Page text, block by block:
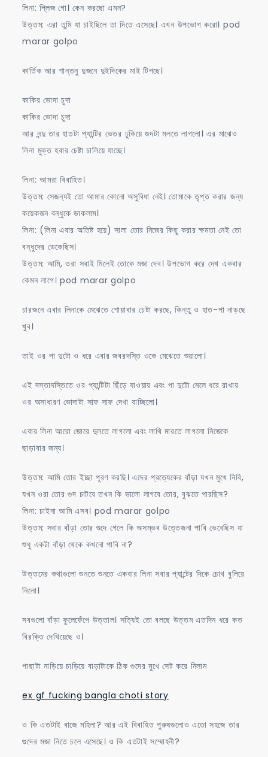
লিনা: প্লিজ গো। কেন করছো এমন?
উত্তম: এরা তুমি যা চাইছিলে তা দিতে এসেছে। এখন উপভোগ করো। pod
marar golpo
কার্তিক আর শান্তনু দুজনে দুইদিকের মাই টিপছে।
কাকির ভোদা চুদা
কাকির ভোদা চুদা
আর নন্দু তার হাতটা প্যান্টির ভেতর ঢুকিয়ে গুদটা মলতে লাগলো। এর মাঝেও
লিনা মুক্ত হবার চেষ্টা চালিয়ে যাচ্ছে।
লিনা: আমরা বিবাহিত।
উত্তম: সেজন্যই তো আমার কোনো অসুবিধা নেই। তোমাকে তৃপ্ত করার জন্য
কয়েকজন বন্ধুকে ডাকলাম।
লিনা: (লিনা এবার অতিষ্ট হয়ে) সালা তোর নিজের কিছু করার ক্ষমতা নেই তো
বন্ধুদের ডেকেছিস।
উত্তম: আমি, ওরা সবাই মিলেই তোকে মজা দেব। উপভোগ করে দেখ একবার
কেমন লাগে। pod marar golpo
চারজনে এবার লিনাকে মেঝেতে শোয়াবার চেষ্টা করছে, কিন্তু ও হাত-পা নাড়ছে
খুব।
তাই ওর পা দুটো ও ধরে এবার জবরদস্তি ওকে মেঝেতে শুয়ালো।
এই দস্তাদস্তিতে ওর প্যান্টিটা ছিঁড়ে যাওয়ায় এবং পা দুটো মেলে ধরে রাখায়
ওর অসাধারণ ভোদাটা সাফ সাফ দেখা যাচ্ছিলো।
এবার লিনা আরো জোরে দুলতে লাগলো এবং লাথি মারতে লাগলো নিজেকে
ছাড়াবার জন্য।
উত্তম: আমি তোর ইচ্ছা পূরণ করছি। এদের প্রত্যেকের বাঁড়া যখন মুখে নিবি,
যখন ওরা তোর গুদ চাটবে তখন কি ভালো লাগবে তোর, বুঝতে পারছিস?
লিনা: চাইনা আমি এসব। pod marar golpo
উত্তম: সবার বাঁড়া তোর গুদে গেলে কি অসম্ভব উত্তেজনা পাবি ভেবেছিস যা
শুধু একটা বাঁড়া থেকে কখনো পাবি না?
উত্তমের কথাগুলো শুনতে শুনতে একবার লিনা সবার প্যান্টের দিকে চোখ বুলিয়ে
নিলো।
সবগুলো বাঁড়া ফুলেফেঁপে উত্তাল। সত্যিই তো বলছে উত্তম এতদিন ধরে কত
বিরক্তি দেখিয়েছে ও।
পাছাটা নাড়িয়ে চাড়িয়ে বাড়াটাকে ঠিক গুদের মুখে সেট করে নিলাম
ex gf fucking bangla choti story
ও কি এতটাই বাজে মহিলা? আর এই বিবাহিত পুরুষগুলোও এতো সহজে তার
গুদের মজা নিতে চলে এসেছে। ও কি এতটাই সম্মোহনী?